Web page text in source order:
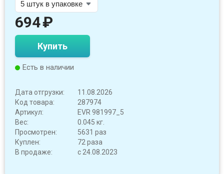
694₽
Купить
Есть в наличии
Дата отгрузки:
11.08.2026
Код товара:
287974
Артикул:
EVR 981997_5
Вес:
0.045 кг.
Просмотрен:
5631 раз
Куплен:
72 раза
В продаже:
с 24.08.2023